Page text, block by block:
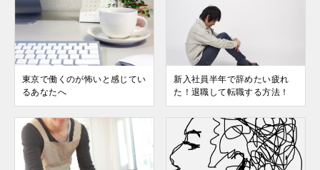
東京で働くのが怖いと感じてい
るあなたへ
新入社員半年で辞めたい疲れ
た！退職して転職する方法！